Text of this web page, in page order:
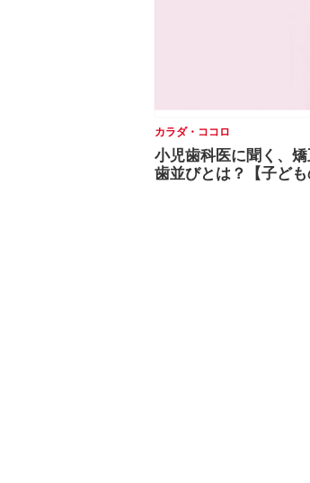
カラダ・ココロ
小児歯科医に聞く、
歯並びとは？【子ども